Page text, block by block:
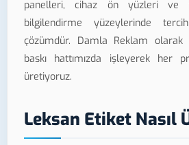
panelleri, cihaz ön yüzleri ve
bilgilendirme yüzeylerinde
çözümdür. Damla Reklam olarak
baskı hattımızda işleyerek her
üretiyoruz.
Leksan Etiket Nasıl